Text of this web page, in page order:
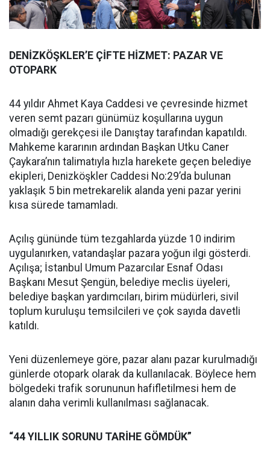
DENİZKÖŞKLER’E ÇİFTE HİZMET: PAZAR VE
OTOPARK
44 yıldır Ahmet Kaya Caddesi ve çevresinde hizmet
veren semt pazarı günümüz koşullarına uygun
olmadığı gerekçesi ile Danıştay tarafından kapatıldı.
Mahkeme kararının ardından Başkan Utku Caner
Çaykara’nın talimatıyla hızla harekete geçen belediye
ekipleri, Denizköşkler Caddesi No:29’da bulunan
yaklaşık 5 bin metrekarelik alanda yeni pazar yerini
kısa sürede tamamladı.
Açılış gününde tüm tezgahlarda yüzde 10 indirim
uygulanırken, vatandaşlar pazara yoğun ilgi gösterdi.
Açılışa; İstanbul Umum Pazarcılar Esnaf Odası
Başkanı Mesut Şengün, belediye meclis üyeleri,
belediye başkan yardımcıları, birim müdürleri, sivil
toplum kuruluşu temsilcileri ve çok sayıda davetli
katıldı.
Yeni düzenlemeye göre, pazar alanı pazar kurulmadığı
günlerde otopark olarak da kullanılacak. Böylece hem
bölgedeki trafik sorununun hafifletilmesi hem de
alanın daha verimli kullanılması sağlanacak.
“44 YILLIK SORUNU TARİHE GÖMDÜK”